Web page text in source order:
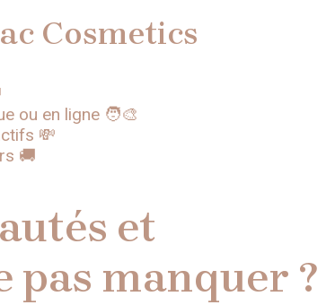
Cosmetics
ou en ligne 🧑‍🎨
💸
🚚
et
pas manquer ?